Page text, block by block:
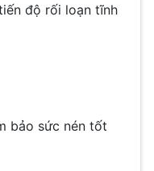
độ rối loạn tĩnh
bảo sức nén tốt